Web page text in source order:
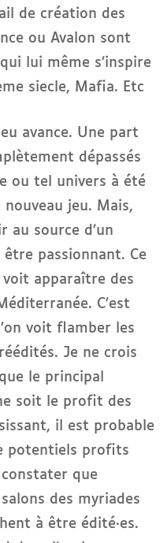
de création des
ou Avalon sont
lui même s’inspire
siecle, Mafia. Etc
avance. Une part
dépassés
ou tel univers à été
jeu. Mais,
au source d’un
passionnant. Ce
voit apparaître des
C’est
voit flamber les
Je ne crois
le principal
soit le profit des
il est probable
potentiels profits
que
des myriades
à être édité·es.